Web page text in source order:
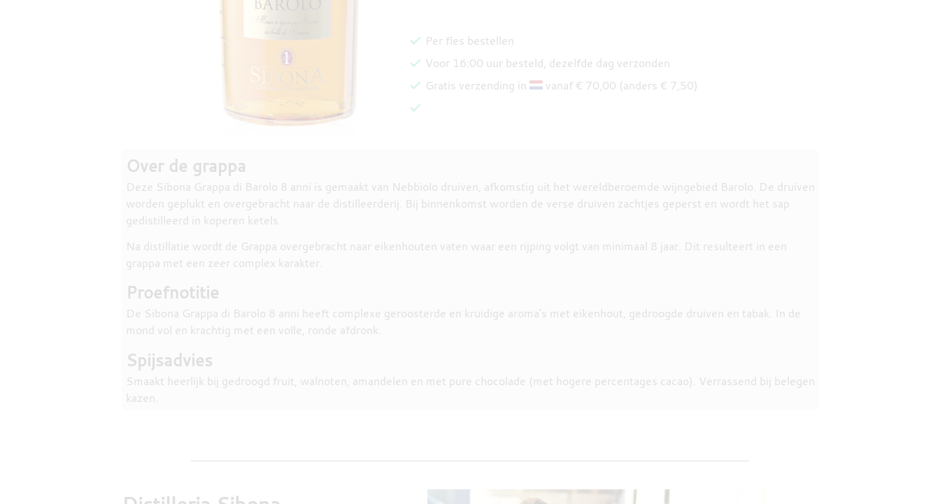
Per fles bestellen
Voor 16:00 uur besteld, dezelfde dag verzonden
Gratis verzending in
vanaf € 70,00 (anders € 7,50)
Over de grappa
Deze Sibona Grappa di Barolo 8 anni is gemaakt van Nebbiolo druiven, afkomstig uit het wereldberoemde wijngebied Barolo. De druiven
worden geplukt en overgebracht naar de distilleerderij. Bij binnenkomst worden de verse druiven zachtjes geperst en wordt het sap
gedistilleerd in koperen ketels.
Na distillatie wordt de Grappa overgebracht naar eikenhouten vaten waar een rijping volgt van minimaal 8 jaar. Dit resulteert in een
grappa met een zeer complex karakter.
Proefnotitie
De Sibona Grappa di Barolo 8 anni heeft complexe geroosterde en kruidige aroma's met eikenhout, gedroogde druiven en tabak. In de
mond vol en krachtig met een volle, ronde afdronk.
Spijsadvies
Smaakt heerlijk bij gedroogd fruit, walnoten, amandelen en met pure chocolade (met hogere percentages cacao). Verrassend bij belegen
kazen.